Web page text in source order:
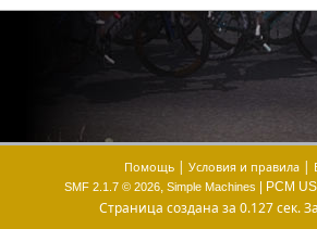
Помощь | Условия и правила |
SMF 2.1.7 © 2026, Simple Machines | PCM
Страница создана за 0.127 сек.